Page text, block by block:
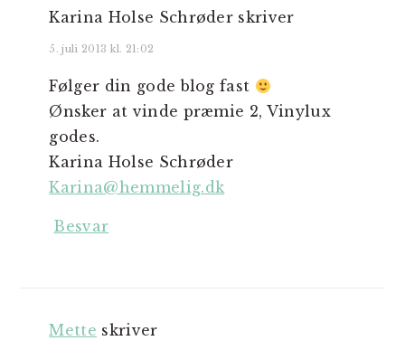
Karina Holse Schrøder skriver
5. juli 2013 kl. 21:02
Følger din gode blog fast
Ønsker at vinde præmie 2, Vinylux
godes.
Karina Holse Schrøder
Karina@hemmelig.dk
Besvar
Mette skriver